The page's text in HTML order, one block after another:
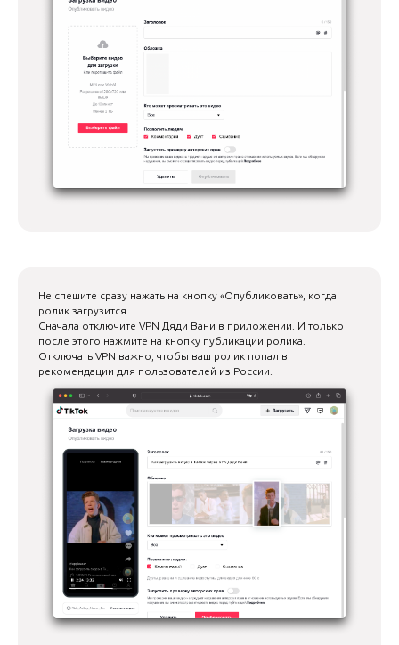
Не спешите сразу нажать на кнопку «Опубликовать», когда
ролик загрузится.
Сначала отключите VPN Дяди Вани в приложении. И только
после этого нажмите на кнопку публикации ролика.
Отключать VPN важно, чтобы ваш ролик попал в
рекомендации для пользователей из России.